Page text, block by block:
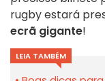
rugby estará
ecrã gigante!
LEIA TAMBÉM